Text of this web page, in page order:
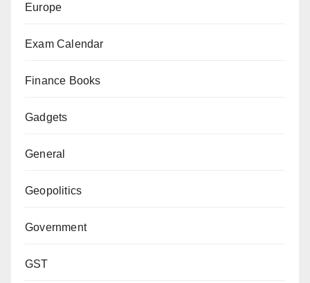
Europe
Exam Calendar
Finance Books
Gadgets
General
Geopolitics
Government
GST